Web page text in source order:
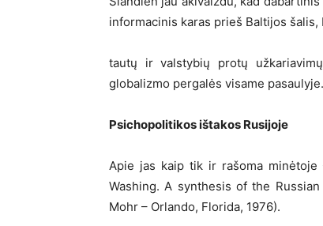
informacinis karas prieš Baltijos
tautų ir valstybių protų
globalizmo pergalės visame
Psichopolitikos ištakos Rusijoje
Apie jas kaip tik ir rašoma minėtoje
Washing. A synthesis of the
Mohr – Orlando, Florida, 1976).